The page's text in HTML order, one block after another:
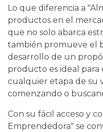
Lo que diferencia a
productos en el
que no solo abarca
también promueve el
desarrollo de un
producto es ideal
cualquier etapa de su
comenzando o
Con su fácil acceso y
Emprendedora" se